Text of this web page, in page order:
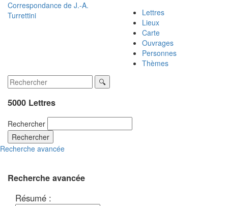
Correspondance de J.-A.
Turrettini
Lettres
Lieux
Carte
Ouvrages
Personnes
Thèmes
5000 Lettres
Rechercher
Rechercher
Recherche avancée
Recherche avancée
Résumé :